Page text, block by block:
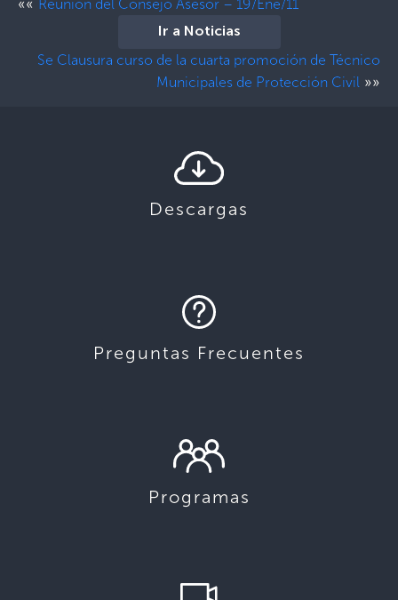
«« Reunión del Consejo Asesor – 19/Ene/11
Ir a Noticias
Se Clausura curso de la cuarta promoción de Técnico
Municipales de Protección Civil »»
Descargas
Preguntas Frecuentes
Programas